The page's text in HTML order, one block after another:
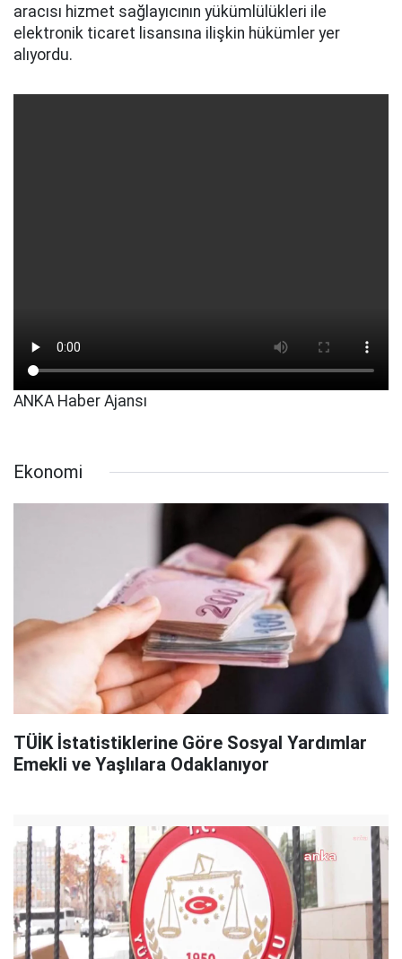
aracısı hizmet sağlayıcının yükümlülükleri ile
elektronik ticaret lisansına ilişkin hükümler yer
alıyordu.
ANKA Haber Ajansı
Ekonomi
TÜİK İstatistiklerine Göre Sosyal Yardımlar
Emekli ve Yaşlılara Odaklanıyor